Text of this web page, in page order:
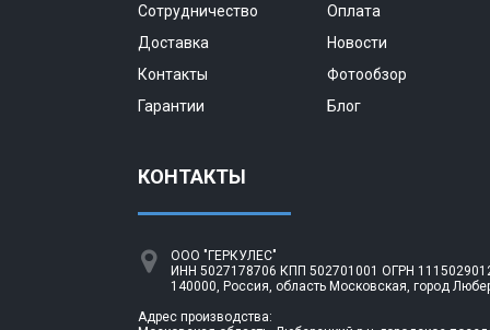
Сотрудничество
Оплата
Доставка
Новости
Контакты
Фотообзор
Гарантии
Блог
КОНТАКТЫ
ООО "ГЕРКУЛЕС"
ИНН 5027178706 КПП 502701001 ОГРН
140000, Россия, область Московская, город
Адрес производства: